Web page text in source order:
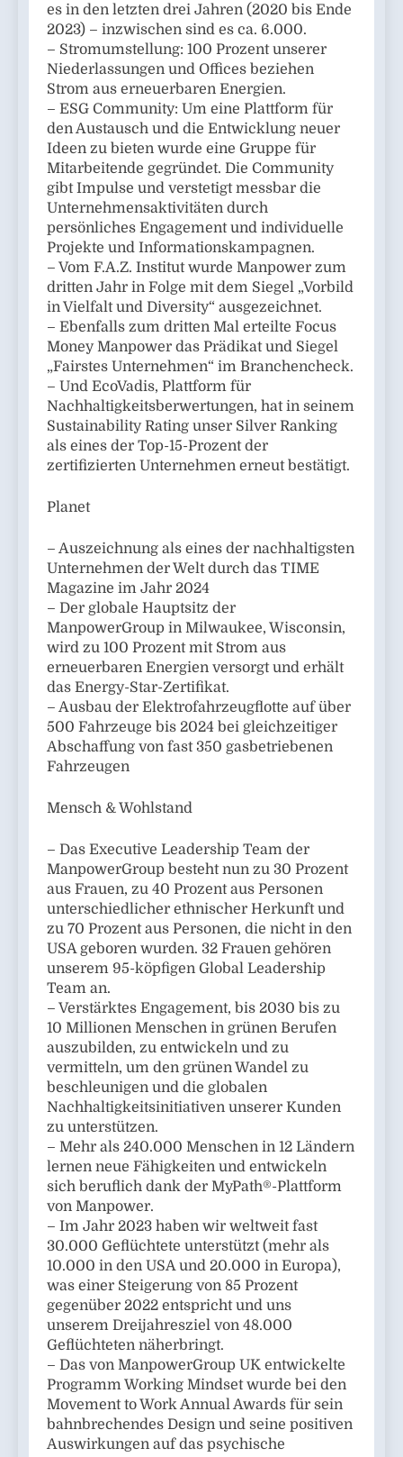
es in den letzten drei Jahren (2020 bis Ende
2023) – inzwischen sind es ca. 6.000.
– Stromumstellung: 100 Prozent unserer
Niederlassungen und Offices beziehen
Strom aus erneuerbaren Energien.
– ESG Community: Um eine Plattform für
den Austausch und die Entwicklung neuer
Ideen zu bieten wurde eine Gruppe für
Mitarbeitende gegründet. Die Community
gibt Impulse und verstetigt messbar die
Unternehmensaktivitäten durch
persönliches Engagement und individuelle
Projekte und Informationskampagnen.
– Vom F.A.Z. Institut wurde Manpower zum
dritten Jahr in Folge mit dem Siegel „Vorbild
in Vielfalt und Diversity“ ausgezeichnet.
– Ebenfalls zum dritten Mal erteilte Focus
Money Manpower das Prädikat und Siegel
„Fairstes Unternehmen“ im Branchencheck.
– Und EcoVadis, Plattform für
Nachhaltigkeitsberwertungen, hat in seinem
Sustainability Rating unser Silver Ranking
als eines der Top-15-Prozent der
zertifizierten Unternehmen erneut bestätigt.
Planet
– Auszeichnung als eines der nachhaltigsten
Unternehmen der Welt durch das TIME
Magazine im Jahr 2024
– Der globale Hauptsitz der
ManpowerGroup in Milwaukee, Wisconsin,
wird zu 100 Prozent mit Strom aus
erneuerbaren Energien versorgt und erhält
das Energy-Star-Zertifikat.
– Ausbau der Elektrofahrzeugflotte auf über
500 Fahrzeuge bis 2024 bei gleichzeitiger
Abschaffung von fast 350 gasbetriebenen
Fahrzeugen
Mensch & Wohlstand
– Das Executive Leadership Team der
ManpowerGroup besteht nun zu 30 Prozent
aus Frauen, zu 40 Prozent aus Personen
unterschiedlicher ethnischer Herkunft und
zu 70 Prozent aus Personen, die nicht in den
USA geboren wurden. 32 Frauen gehören
unserem 95-köpfigen Global Leadership
Team an.
– Verstärktes Engagement, bis 2030 bis zu
10 Millionen Menschen in grünen Berufen
auszubilden, zu entwickeln und zu
vermitteln, um den grünen Wandel zu
beschleunigen und die globalen
Nachhaltigkeitsinitiativen unserer Kunden
zu unterstützen.
– Mehr als 240.000 Menschen in 12 Ländern
lernen neue Fähigkeiten und entwickeln
sich beruflich dank der MyPath®-Plattform
von Manpower.
– Im Jahr 2023 haben wir weltweit fast
30.000 Geflüchtete unterstützt (mehr als
10.000 in den USA und 20.000 in Europa),
was einer Steigerung von 85 Prozent
gegenüber 2022 entspricht und uns
unserem Dreijahresziel von 48.000
Geflüchteten näherbringt.
– Das von ManpowerGroup UK entwickelte
Programm Working Mindset wurde bei den
Movement to Work Annual Awards für sein
bahnbrechendes Design und seine positiven
Auswirkungen auf das psychische